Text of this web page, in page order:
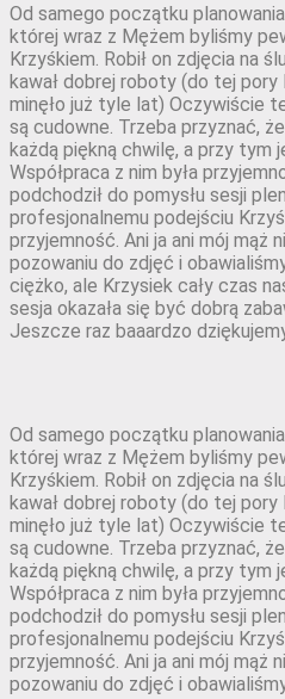
Od samego początku
której wraz z Mężem byliśmy
Krzyśkiem. Robił on zdjęcia na
kawał dobrej roboty (do tej
minęło już tyle lat) Oczywiście
są cudowne. Trzeba przyznać,
każdą piękną chwilę, a przy tym
Współpraca z nim była
podchodził do pomysłu sesji
profesjonalnemu podejściu
przyjemność. Ani ja ani mój mąż
pozowaniu do zdjęć i
ciężko, ale Krzysiek cały czas
sesja okazała się być dobrą
Jeszcze raz baaardzo
Od samego początku
której wraz z Mężem byliśmy
Krzyśkiem. Robił on zdjęcia na
kawał dobrej roboty (do tej
minęło już tyle lat) Oczywiście
są cudowne. Trzeba przyznać,
każdą piękną chwilę, a przy tym
Współpraca z nim była
podchodził do pomysłu sesji
profesjonalnemu podejściu
przyjemność. Ani ja ani mój mąż
pozowaniu do zdjęć i